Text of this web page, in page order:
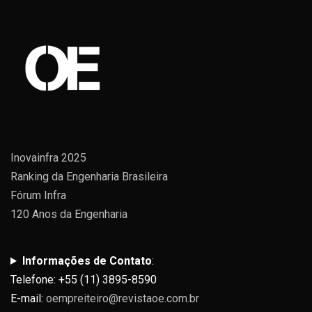
Inovainfra 2025
Ranking da Engenharia Brasileira
Fórum Infra
120 Anos da Engenharia
Informações de Contato:
Telefone: +55 (11) 3895-8590
E-mail: oempreiteiro@revistaoe.com.br